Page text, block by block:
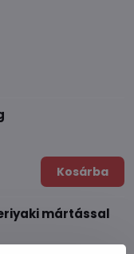
Kosárba
mártással